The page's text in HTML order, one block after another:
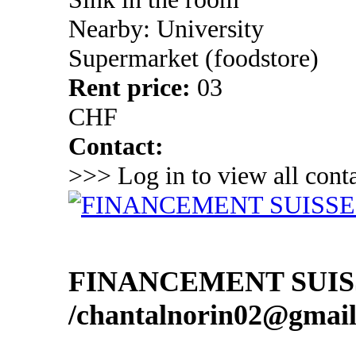
Nearby: University
Supermarket (foodstore)
Rent price: 03
CHF
Contact:
>>> Log in to view all
FINANCEMENT
/